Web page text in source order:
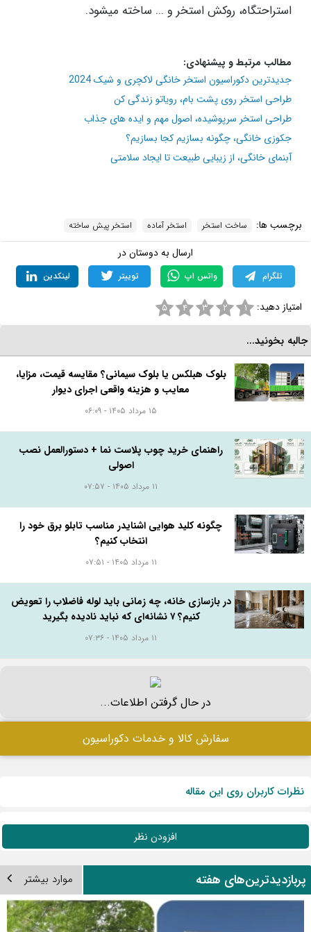
استراحتگاه، روکش استخر و ... ساخته میشود.
مطالب مرتبط و پیشنهادی:
جدیدترین دکوراسیون استخر خانگی لاکچری و شیک 2024
طراحی استخر روی پشت بام، رویاتو زندگی کن
طراحی استخر سرپوشیده، اصول مهم و ایده های جذاب
جکوزی خانگی، چگونه بسازیم کجا بسازیم؟
آبنمای خانگی، از زیبایی طبیعت تا ایجاد سلامتی
برچسب ها: ساخت استخر استخر آماده استخر پیش ساخته
ارسال به دوستان در
تلگرام واتس اپ توییتر لینکدین
امتیاز دهید: ۱ ۲ ۳ ۴ ۵
بخونید...
بلوک هبلکس یا بلوک سیمانی؟ مقایسه قیمت، مزایا،
معایب و هزینه واقعی اجرای دیوار
۱۵ مرداد ۱۴۰۵ - ۰۶:۰۹
راهنمای خرید چوب پلاست نما + دستورالعمل نصب
اصولی
چگونه کلید هوایی اشنایدر مناسب تابلو برق خود را
انتخاب کنیم؟
در بازسازی خانه، چه زمانی باید لوله فاضلاب را تعویض
کنیم؟ ۷ نشانه‌ای که نباید نادیده بگیرید
در حال گرفتن اطلاعات...
سفارش کالا و خدمات دکوراسیون
نظرات کاربران روی این مقاله
افزودن نظر
هفته موارد بیشتر